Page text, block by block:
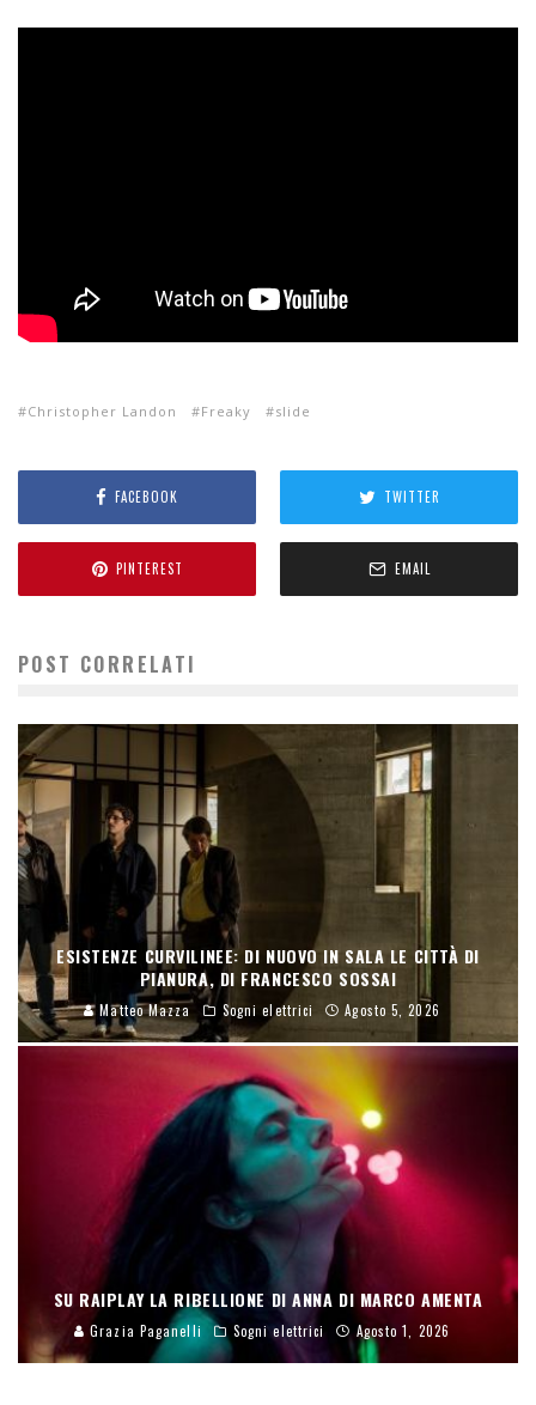
Christopher Landon Freaky slide
FACEBOOK TWITTER
PINTEREST EMAIL
POST CORRELATI
ESISTENZE CURVILINEE: DI NUOVO IN SALA LE CITTÀ DI
PIANURA, DI FRANCESCO SOSSAI
Matteo Mazza Sogni elettrici Agosto 5, 2026
SU RAIPLAY LA RIBELLIONE DI ANNA DI MARCO AMENTA
Grazia Paganelli Sogni elettrici Agosto 1, 2026